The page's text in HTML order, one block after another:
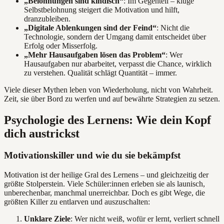
Selbstbelohnung steigert die Motivation und hilft,
dranzubleiben.
„Digitale Ablenkungen sind der Feind“: Nicht die
Technologie, sondern der Umgang damit entscheidet über
Erfolg oder Misserfolg.
„Mehr Hausaufgaben lösen das Problem“: Wer
Hausaufgaben nur abarbeitet, verpasst die Chance, wirklich
zu verstehen. Qualität schlägt Quantität – immer.
Viele dieser Mythen leben von Wiederholung, nicht von Wahrheit.
Zeit, sie über Bord zu werfen und auf bewährte Strategien zu setzen.
Psychologie des Lernens: Wie dein Kopf
dich austrickst
Motivationskiller und wie du sie bekämpfst
Motivation ist der heilige Gral des Lernens – und gleichzeitig der
größte Stolperstein. Viele Schüler:innen erleben sie als launisch,
unberechenbar, manchmal unerreichbar. Doch es gibt Wege, die
größten Killer zu entlarven und auszuschalten:
Unklare Ziele: Wer nicht weiß, wofür er lernt, verliert schnell